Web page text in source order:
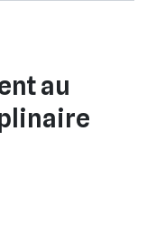
au